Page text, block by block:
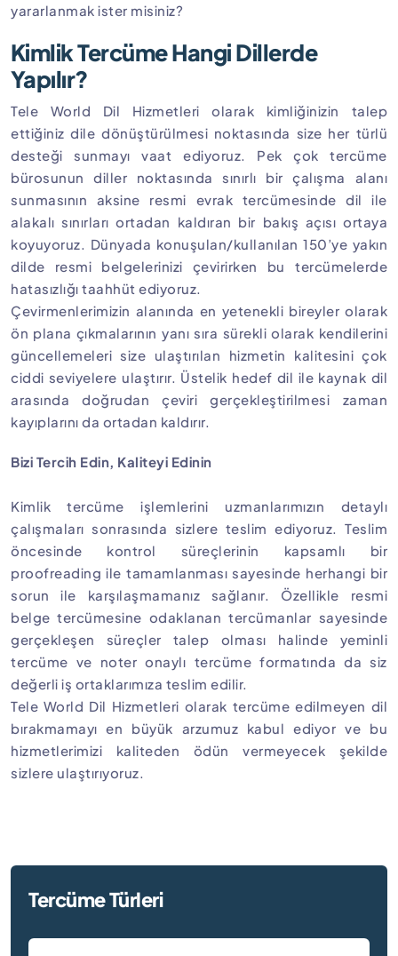
Tercüme Türleri
yararlanmak ister misiniz?
Kimlik Tercüme Hangi Dillerde
Yapılır?
Tele World Dil Hizmetleri olarak kimliğinizin talep
ettiğiniz dile dönüştürülmesi noktasında size her türlü
desteği sunmayı vaat ediyoruz. Pek çok tercüme
bürosunun diller noktasında sınırlı bir çalışma alanı
sunmasının aksine resmi evrak tercümesinde dil ile
alakalı sınırları ortadan kaldıran bir bakış açısı ortaya
koyuyoruz. Dünyada konuşulan/kullanılan 150’ye yakın
dilde resmi belgelerinizi çevirirken bu tercümelerde
hatasızlığı taahhüt ediyoruz.
Çevirmenlerimizin alanında en yetenekli bireyler olarak
ön plana çıkmalarının yanı sıra sürekli olarak kendilerini
güncellemeleri size ulaştırılan hizmetin kalitesini çok
ciddi seviyelere ulaştırır. Üstelik hedef dil ile kaynak dil
arasında doğrudan çeviri gerçekleştirilmesi zaman
kayıplarını da ortadan kaldırır.
Bizi Tercih Edin, Kaliteyi Edinin
Kimlik tercüme işlemlerini uzmanlarımızın detaylı
çalışmaları sonrasında sizlere teslim ediyoruz. Teslim
öncesinde kontrol süreçlerinin kapsamlı bir
proofreading ile tamamlanması sayesinde herhangi bir
sorun ile karşılaşmamanız sağlanır. Özellikle resmi
belge tercümesine odaklanan tercümanlar sayesinde
gerçekleşen süreçler talep olması halinde yeminli
tercüme ve noter onaylı tercüme formatında da siz
değerli iş ortaklarımıza teslim edilir.
Tele World Dil Hizmetleri olarak tercüme edilmeyen dil
bırakmamayı en büyük arzumuz kabul ediyor ve bu
hizmetlerimizi kaliteden ödün vermeyecek şekilde
sizlere ulaştırıyoruz.